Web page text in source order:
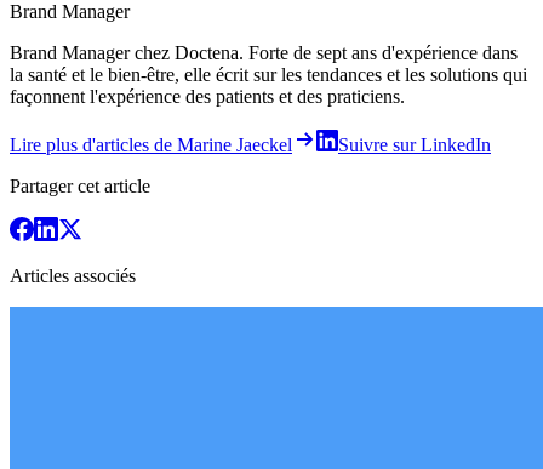
Brand Manager
Brand Manager chez Doctena. Forte de sept ans d'expérience dans
la santé et le bien-être, elle écrit sur les tendances et les solutions qui
façonnent l'expérience des patients et des praticiens.
Lire plus d'articles de Marine Jaeckel
Suivre sur LinkedIn
Partager cet article
Articles associés